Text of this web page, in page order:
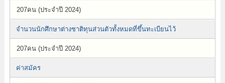
207คน (ประจำปี 2024)
จำนวนนักศึกษาต่างชาติทุนส่วนตัวทั้งหมดที่ขึ้นทะเบียนไว้
207คน (ประจำปี 2024)
ค่าสมัคร